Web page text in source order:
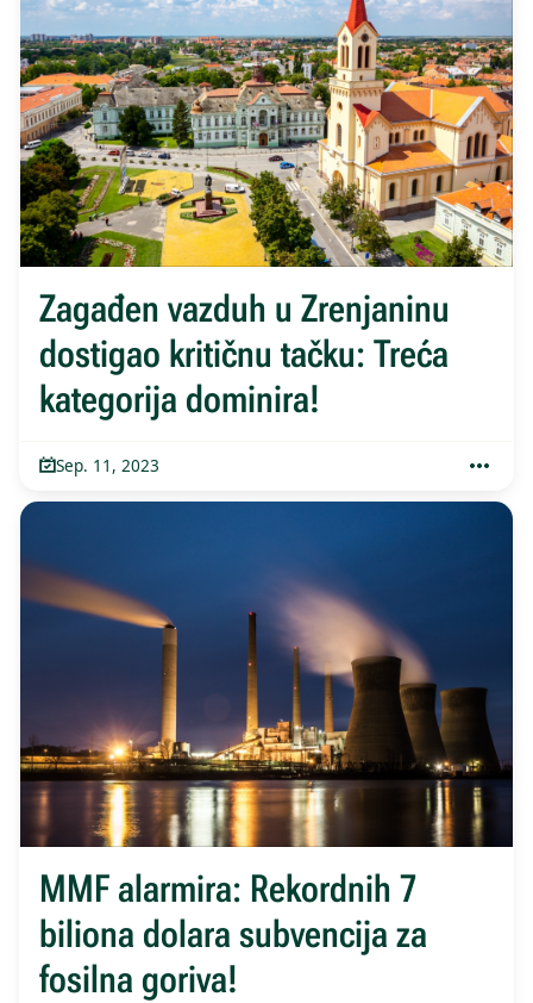
Zagađen vazduh u Zrenjaninu
dostigao kritičnu tačku: Treća
kategorija dominira!
Sep. 11, 2023
MMF alarmira: Rekordnih 7
biliona dolara subvencija za
fosilna goriva!